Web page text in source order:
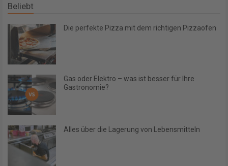
Beliebt
Die perfekte Pizza mit dem richtigen Pizzaofen
Gas oder Elektro – was ist besser für Ihre
Gastronomie?
Alles über die Lagerung von Lebensmitteln